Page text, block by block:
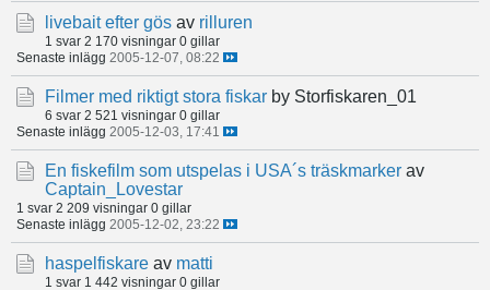
livebait efter gös av rilluren
1 svar 2 170 visningar 0 gillar
Senaste inlägg 2005-12-07, 08:22
Filmer med riktigt stora fiskar by Storfiskaren_01
6 svar 2 521 visningar 0 gillar
Senaste inlägg 2005-12-03, 17:41
En fiskefilm som utspelas i USA´s träskmarker av
Captain_Lovestar
1 svar 2 209 visningar 0 gillar
Senaste inlägg 2005-12-02, 23:22
haspelfiskare av matti
1 svar 1 442 visningar 0 gillar